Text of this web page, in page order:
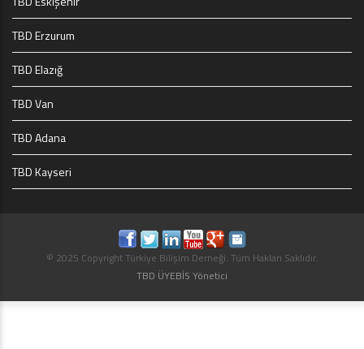
TBD Erzurum
TBD Elazığ
TBD Van
TBD Adana
TBD Kayseri
© 2025 Copyright Türkiye Bilişim Derneği. Tüm Hakları Saklıdır.
TBD ÜYEBİS Yönetici